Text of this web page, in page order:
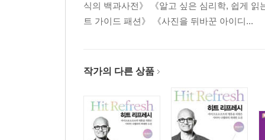
에필로그 | ‘위대한 탈출’은 계속된다 _350
식의 백과사전》 《알고 싶은 심리학, 쉽게
트 가이드 패션》 《사진을 뒤바꾼 아이디...
작가의 다른 상품